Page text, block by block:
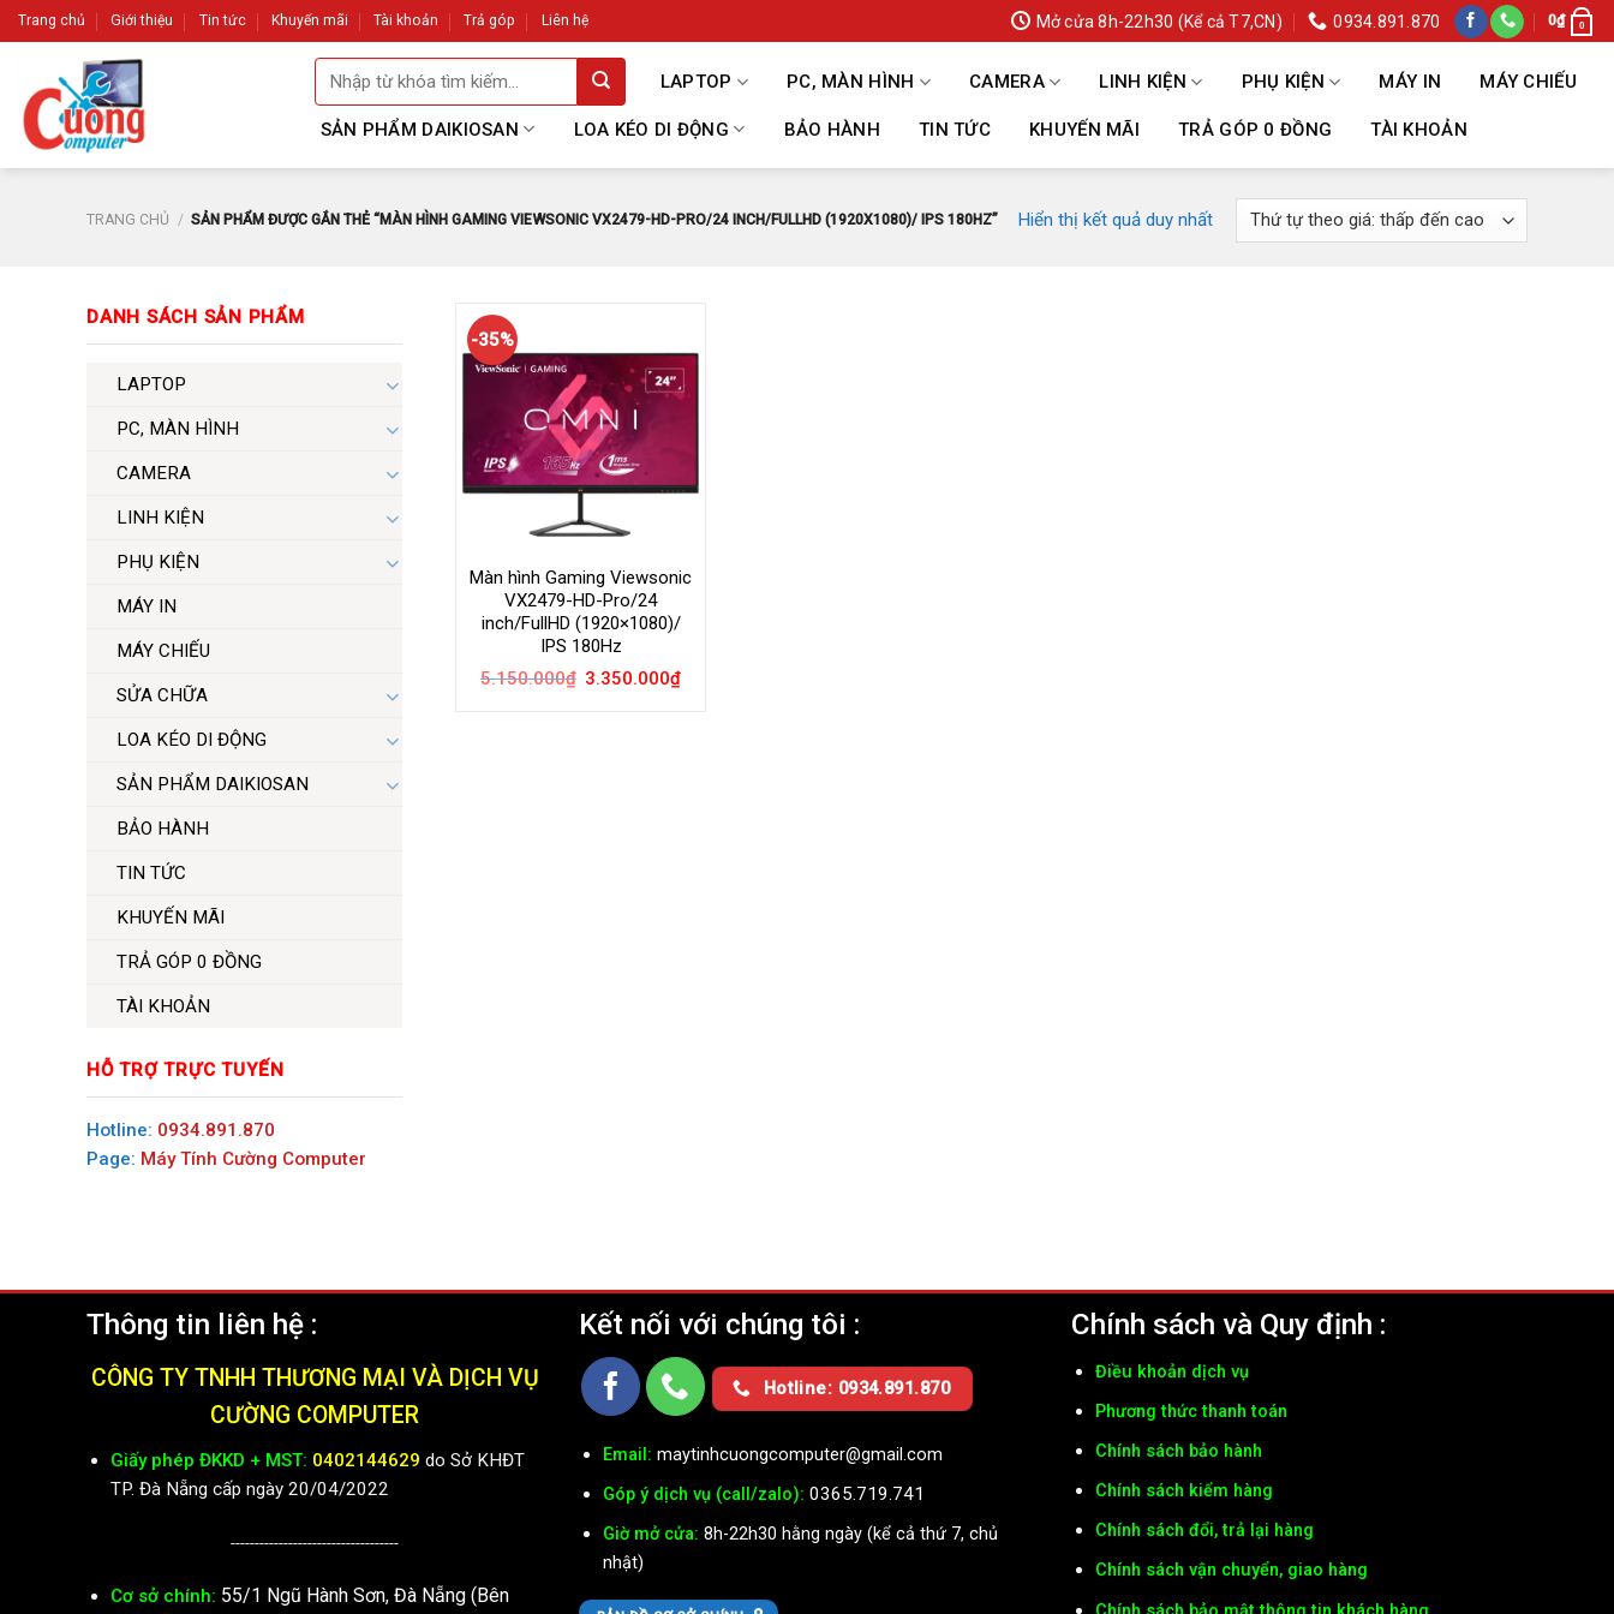
Skip
to
Trang chủ Giới thiệu Tin tức Khuyến mãi Tài khoản Trả góp Liên hệ Mở cửa 8h-22h30 (Kể cả T7,CN) 0934.891.870 0₫ 0
Tìm
kiếm:
LAPTOP PC, MÀN HÌNH CAMERA LINH KIỆN PHỤ KIỆN MÁY IN MÁY CHIẾU
SẢN PHẨM DAIKIOSAN LOA KÉO DI ĐỘNG BẢO HÀNH TIN TỨC KHUYẾN MÃI TRẢ GÓP 0 ĐỒNG TÀI KHOẢN
TRANG CHỦ / SẢN PHẨM ĐƯỢC GẮN THẺ “MÀN HÌNH GAMING VIEWSONIC VX2479-HD-PRO/24 INCH/FULLHD (1920X1080)/ IPS 180HZ” Hiển thị kết quả duy nhất
DANH SÁCH SẢN PHẨM
LAPTOP
PC, MÀN HÌNH
CAMERA
LINH KIỆN
PHỤ KIỆN
MÁY IN
MÁY CHIẾU
SỬA CHỮA
LOA KÉO DI ĐỘNG
SẢN PHẨM DAIKIOSAN
BẢO HÀNH
TIN TỨC
KHUYẾN MÃI
TRẢ GÓP 0 ĐỒNG
TÀI KHOẢN
HỖ TRỢ TRỰC TUYẾN
Hotline: 0934.891.870
Page: Máy Tính Cường Computer
-35%
Màn hình Gaming Viewsonic
VX2479-HD-Pro/24
inch/FullHD (1920×1080)/
IPS 180Hz
5.150.000₫ Giá
3.350.000₫Giá
Thông tin liên hệ :
CÔNG TY TNHH THƯƠNG MẠI VÀ DỊCH VỤ
CƯỜNG COMPUTER
Giấy phép ĐKKD + MST: 0402144629 do Sở KHĐT
TP. Đà Nẵng cấp ngày 20/04/2022
-----------------------------------
Cơ sở chính: 55/1 Ngũ Hành Sơn, Đà Nẵng (Bên
Kết nối với chúng tôi :
Hotline: 0934.891.870
Email: maytinhcuongcomputer@gmail.com
Góp ý dịch vụ (call/zalo): 0365.719.741
Giờ mở cửa: 8h-22h30 hằng ngày (kể cả thứ 7, chủ
nhật)
Chính sách và Quy định :
Điều khoản dịch vụ
Phương thức thanh toán
Chính sách bảo hành
Chính sách kiểm hàng
Chính sách đổi, trả lại hàng
Chính sách vận chuyển, giao hàng